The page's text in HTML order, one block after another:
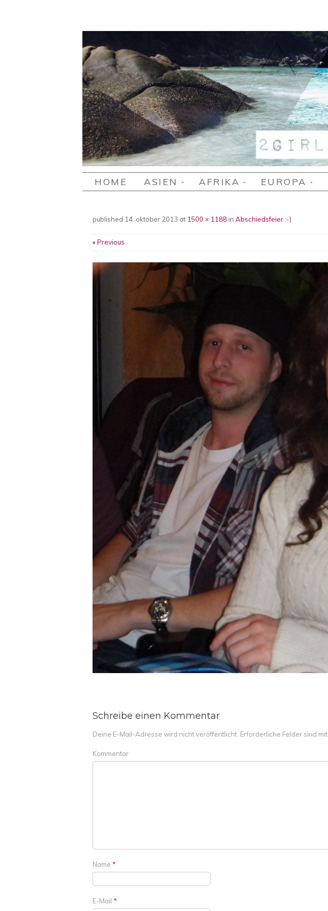
2 GIRLS 1 TRIP
Stefanie's und Lisa's Reiseblog
SKIP TO CONTENT
HOME ASIEN AFRIKA EUROPA
published 14. oktober 2013 at 1500 × 1188 inAbschiedsfeier :-)
«Previous
Schreibe einen Kommentar
Deine E-Mail-Adresse wird nicht veröffentlicht. Erforderliche Felder sind mit
Kommentar
Name *
E-Mail *